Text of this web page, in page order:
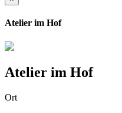
Atelier im Hof
Atelier im Hof
Ort